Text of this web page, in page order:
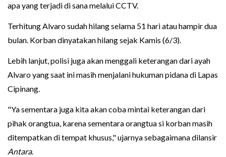
apa yang terjadi di sana melalui CCTV.
Terhitung Alvaro sudah hilang selama 51 hari atau hampir dua
bulan. Korban dinyatakan hilang sejak Kamis (6/3).
Lebih lanjut, polisi juga akan menggali keterangan dari ayah
Alvaro yang saat ini masih menjalani hukuman pidana di Lapas
Cipinang.
"Ya sementara juga kita akan coba mintai keterangan dari
pihak orangtua, karena sementara orangtua si korban masih
ditempatkan di tempat khusus," ujarnya sebagaimana dilansir
Antara.